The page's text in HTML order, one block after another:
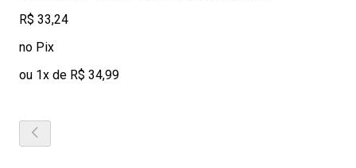
R$ 33,24
no Pix
ou 1x de R$ 34,99